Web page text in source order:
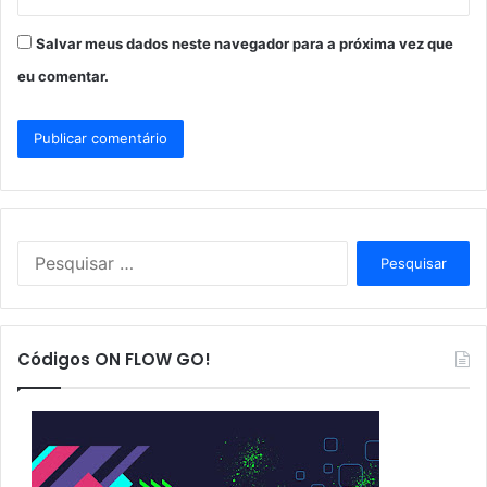
Salvar meus dados neste navegador para a próxima vez que
eu comentar.
s
a
p
o
Códigos ON FLOW GO!